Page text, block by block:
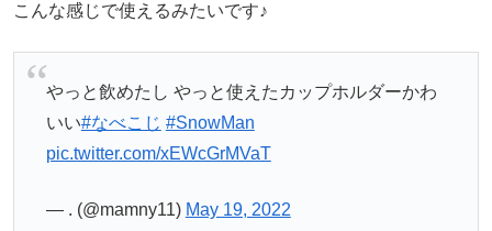
こんな感じで使えるみたいです♪
やっと飲めたし やっと使えたカップホルダーかわ
いい#なべこじ #SnowMan
pic.twitter.com/xEWcGrMVaT
— . (@mamny11) May 19, 2022